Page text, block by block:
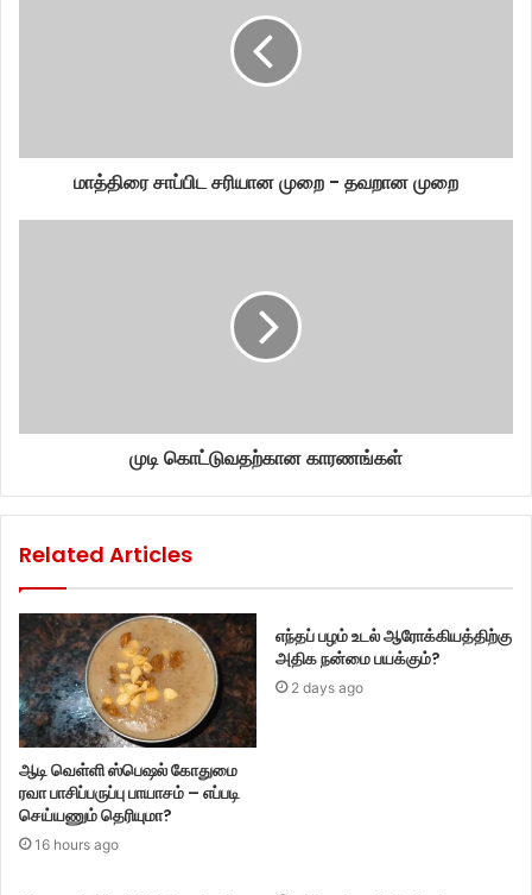
மாத்திரை சாப்பிட சரியான முறை - தவறான முறை
முடி கொட்டுவதற்கான காரணங்கள்
Related Articles
ஆடி வெள்ளி ஸ்பெஷல் கோதுமை
ரவா பாசிப்பருப்பு பாயாசம் – எப்படி
செய்யணும் தெரியுமா?
16 hours ago
எந்தப் பழம் உடல் ஆரோக்கியத்திற்கு
அதிக நன்மை பயக்கும்?
2 days ago